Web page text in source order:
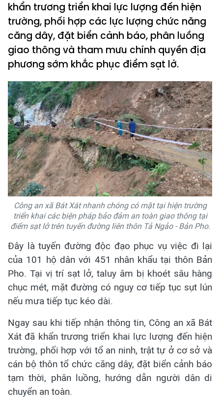
khẩn trương triển khai lực lượng đến hiện
trường, phối hợp các lực lượng chức năng
căng dây, đặt biển cảnh báo, phân luồng
giao thông và tham mưu chính quyền địa
phương sớm khắc phục điểm sạt lở.
Công an xã Bát Xát nhanh chóng có mặt tại hiện trường
triển khai các biện pháp bảo đảm an toàn giao thông tại
điểm sạt lở trên tuyến đường liên thôn Tả Ngảo - Bản Pho.
Đây là tuyến đường độc đạo phục vụ việc đi lại
của 101 hộ dân với 451 nhân khẩu tại thôn Bản
Pho. Tại vị trí sạt lở, taluy âm bị khoét sâu hàng
chục mét, mặt đường có nguy cơ tiếp tục sụt lún
nếu mưa tiếp tục kéo dài.
Ngay sau khi tiếp nhận thông tin, Công an xã Bát
Xát đã khẩn trương triển khai lực lượng đến hiện
trường, phối hợp với tổ an ninh, trật tự ở cơ sở và
cán bộ thôn tổ chức căng dây, đặt biển cảnh báo
tạm thời, phân luồng, hướng dẫn người dân di
chuyển an toàn.